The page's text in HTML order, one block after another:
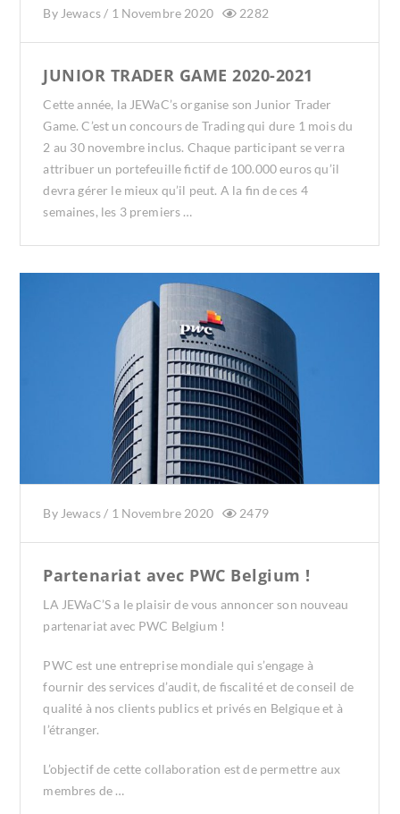
By Jewacs/ 1 Novembre 2020 2282
JUNIOR TRADER GAME 2020-2021
Cette année, la JEWaC’s organise son Junior Trader
Game. C’est un concours de Trading qui dure 1 mois du
2 au 30 novembre inclus. Chaque participant se verra
attribuer un portefeuille fictif de 100.000 euros qu’il
devra gérer le mieux qu’il peut. A la fin de ces 4
semaines, les 3 premiers …
By Jewacs/ 1 Novembre 2020 2479
Partenariat avec PWC Belgium !
LA JEWaC’S a le plaisir de vous annoncer son nouveau
partenariat avec PWC Belgium !
PWC est une entreprise mondiale qui s’engage à
fournir des services d’audit, de fiscalité et de conseil de
qualité à nos clients publics et privés en Belgique et à
l’étranger.
L’objectif de cette collaboration est de permettre aux
membres de …